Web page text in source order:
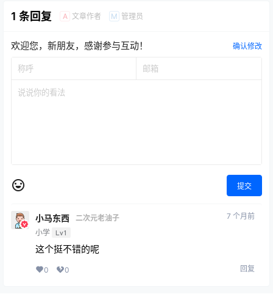
1 条回复 A 文章作者 M 管理员
欢迎您，新朋友，感谢参与互动！ 确认修改
提交
小马东西
二次元老油子
小学 Lv1
7 个月前
这个挺不错的呢
0 0 回复